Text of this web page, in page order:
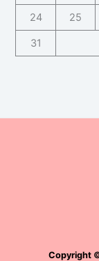
24 25
31
Copyright